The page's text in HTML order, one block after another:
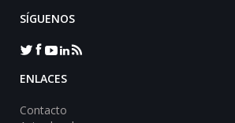
SÍGUENOS
ENLACES
Contacto